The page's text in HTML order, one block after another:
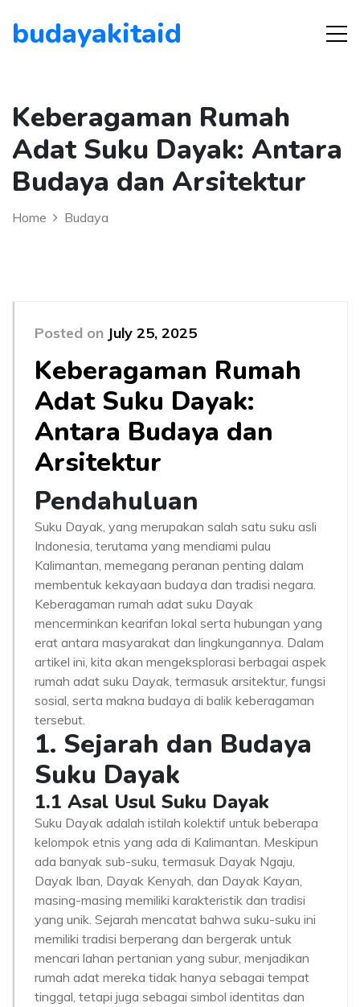
budayakitaid
Keberagaman Rumah
Adat Suku Dayak: Antara
Budaya dan Arsitektur
Home Budaya
Posted on July 25, 2025
Keberagaman Rumah
Adat Suku Dayak:
Antara Budaya dan
Arsitektur
Pendahuluan
Suku Dayak, yang merupakan salah satu suku asli
Indonesia, terutama yang mendiami pulau
Kalimantan, memegang peranan penting dalam
membentuk kekayaan budaya dan tradisi negara.
Keberagaman rumah adat suku Dayak
mencerminkan kearifan lokal serta hubungan yang
erat antara masyarakat dan lingkungannya. Dalam
artikel ini, kita akan mengeksplorasi berbagai aspek
rumah adat suku Dayak, termasuk arsitektur, fungsi
sosial, serta makna budaya di balik keberagaman
tersebut.
1. Sejarah dan Budaya
Suku Dayak
1.1 Asal Usul Suku Dayak
Suku Dayak adalah istilah kolektif untuk beberapa
kelompok etnis yang ada di Kalimantan. Meskipun
ada banyak sub-suku, termasuk Dayak Ngaju,
Dayak Iban, Dayak Kenyah, dan Dayak Kayan,
masing-masing memiliki karakteristik dan tradisi
yang unik. Sejarah mencatat bahwa suku-suku ini
memiliki tradisi berperang dan bergerak untuk
mencari lahan pertanian yang subur, menjadikan
rumah adat mereka tidak hanya sebagai tempat
tinggal, tetapi juga sebagai simbol identitas dan